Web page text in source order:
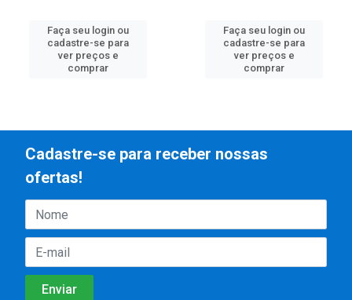
Faça seu login ou
cadastre-se para
ver preços e
comprar
Faça seu login ou
cadastre-se para
ver preços e
comprar
Cadastre-se para receber nossas
ofertas!